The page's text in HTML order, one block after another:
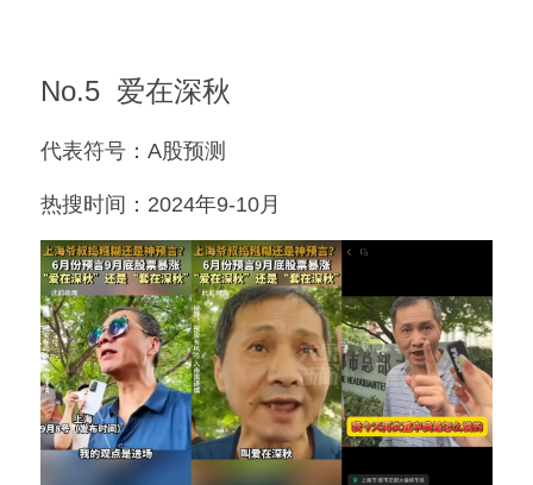
No.5  爱在深秋
代表符号：A股预测
热搜时间：2024年9-10月